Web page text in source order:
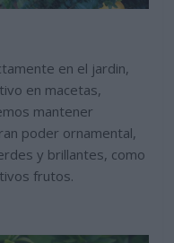
en el jardin,
en macetas,
mantener
poder ornamental,
y brillantes, como
frutos.